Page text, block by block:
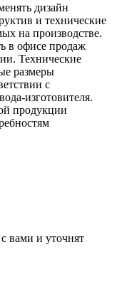
дизайн
и технические
на производстве.
в офисе продаж
Технические
размеры
с
изготовителя.
продукции
вами и уточнят